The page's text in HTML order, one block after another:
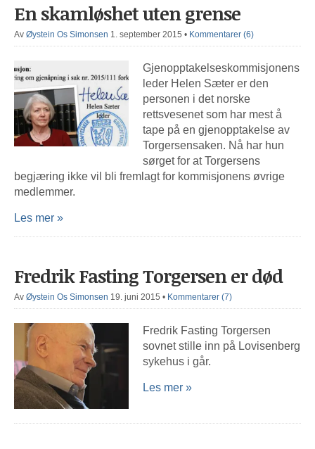
En skamløshet uten grense
Av Øystein Os Simonsen 1. september 2015 • Kommentarer (6)
Gjenopptakelseskommisjonens
leder Helen Sæter er den
personen i det norske
rettsvesenet som har mest å
tape på en gjenopptakelse av
Torgersensaken. Nå har hun
sørget for at Torgersens
begjæring ikke vil bli fremlagt for kommisjonens øvrige
medlemmer.
Les mer »
Fredrik Fasting Torgersen er død
Av Øystein Os Simonsen 19. juni 2015 • Kommentarer (7)
Fredrik Fasting Torgersen
sovnet stille inn på Lovisenberg
sykehus i går.
Les mer »